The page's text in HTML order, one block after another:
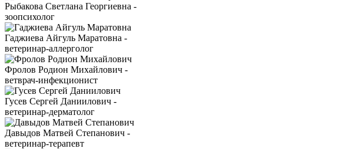
Рыбакова Светлана Георгиевна -
зоопсихолог
Гаджиева Айгуль Маратовна -
ветеринар-аллерголог
Фролов Родион Михайлович -
ветврач-инфекционист
Гусев Сергей Даниилович -
ветеринар-дерматолог
Давыдов Матвей Степанович -
ветеринар-терапевт